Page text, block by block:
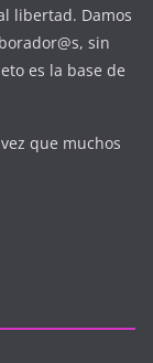
libertad. Damos
sin
es la base de
que muchos